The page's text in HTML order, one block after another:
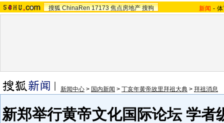
搜狐 ChinaRen 17173 焦点房地产 搜狗 新闻 -
新闻中心 > 国内新闻 > 丁亥年黄帝故里拜祖大典 > 拜祖消息
新郑举行黄帝文化国际论坛 学者